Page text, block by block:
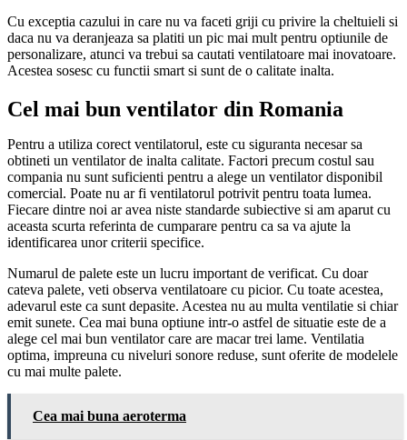
Cu exceptia cazului in care nu va faceti griji cu privire la cheltuieli si
daca nu va deranjeaza sa platiti un pic mai mult pentru optiunile de
personalizare, atunci va trebui sa cautati ventilatoare mai inovatoare.
Acestea sosesc cu functii smart si sunt de o calitate inalta.
Cel mai bun ventilator din Romania
Pentru a utiliza corect ventilatorul, este cu siguranta necesar sa
obtineti un ventilator de inalta calitate. Factori precum costul sau
compania nu sunt suficienti pentru a alege un ventilator disponibil
comercial. Poate nu ar fi ventilatorul potrivit pentru toata lumea.
Fiecare dintre noi ar avea niste standarde subiective si am aparut cu
aceasta scurta referinta de cumparare pentru ca sa va ajute la
identificarea unor criterii specifice.
Numarul de palete este un lucru important de verificat. Cu doar
cateva palete, veti observa ventilatoare cu picior. Cu toate acestea,
adevarul este ca sunt depasite. Acestea nu au multa ventilatie si chiar
emit sunete. Cea mai buna optiune intr-o astfel de situatie este de a
alege cel mai bun ventilator care are macar trei lame. Ventilatia
optima, impreuna cu niveluri sonore reduse, sunt oferite de modelele
cu mai multe palete.
Cea mai buna aeroterma